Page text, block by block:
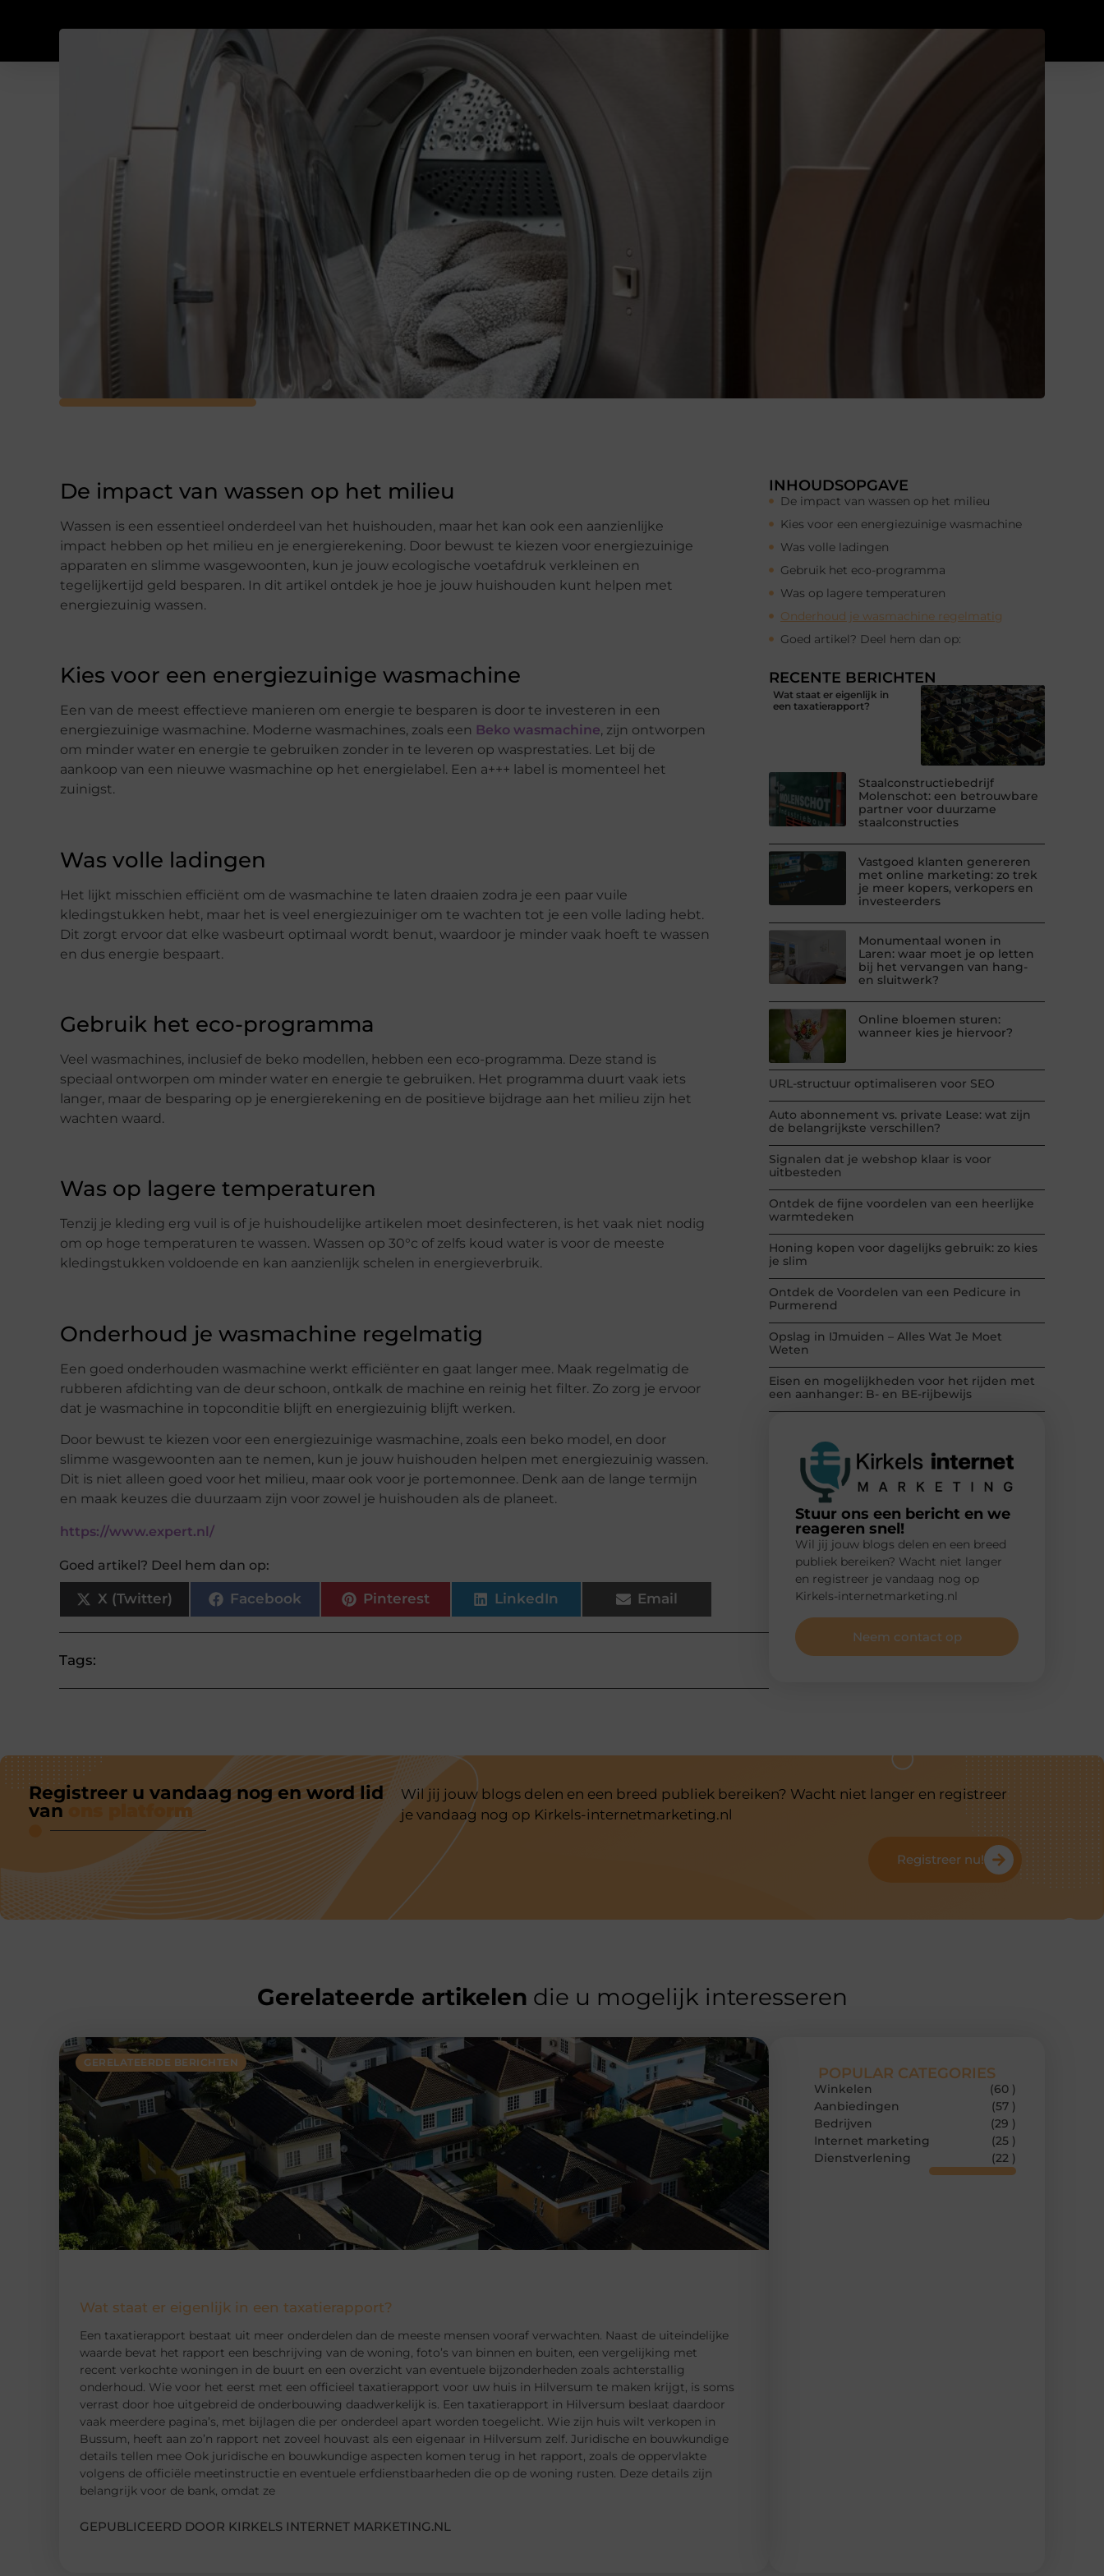
De impact van wassen op het milieu
Wassen is een essentieel onderdeel van het huishouden, maar het kan ook een aanzienlijke
impact hebben op het milieu en je energierekening. Door bewust te kiezen voor energiezuinige
apparaten en slimme wasgewoonten, kun je jouw ecologische voetafdruk verkleinen en
tegelijkertijd geld besparen. In dit artikel ontdek je hoe je jouw huishouden kunt helpen met
energiezuinig wassen.
Kies voor een energiezuinige wasmachine
Een van de meest effectieve manieren om energie te besparen is door te investeren in een
energiezuinige wasmachine. Moderne wasmachines, zoals een Beko wasmachine, zijn ontworpen
om minder water en energie te gebruiken zonder in te leveren op wasprestaties. Let bij de
aankoop van een nieuwe wasmachine op het energielabel. Een a+++ label is momenteel het
zuinigst.
Was volle ladingen
Het lijkt misschien efficiënt om de wasmachine te laten draaien zodra je een paar vuile
kledingstukken hebt, maar het is veel energiezuiniger om te wachten tot je een volle lading hebt.
Dit zorgt ervoor dat elke wasbeurt optimaal wordt benut, waardoor je minder vaak hoeft te wassen
en dus energie bespaart.
Gebruik het eco-programma
Veel wasmachines, inclusief de beko modellen, hebben een eco-programma. Deze stand is
speciaal ontworpen om minder water en energie te gebruiken. Het programma duurt vaak iets
langer, maar de besparing op je energierekening en de positieve bijdrage aan het milieu zijn het
wachten waard.
Was op lagere temperaturen
Tenzij je kleding erg vuil is of je huishoudelijke artikelen moet desinfecteren, is het vaak niet nodig
om op hoge temperaturen te wassen. Wassen op 30°c of zelfs koud water is voor de meeste
kledingstukken voldoende en kan aanzienlijk schelen in energieverbruik.
Onderhoud je wasmachine regelmatig
Een goed onderhouden wasmachine werkt efficiënter en gaat langer mee. Maak regelmatig de
rubberen afdichting van de deur schoon, ontkalk de machine en reinig het filter. Zo zorg je ervoor
dat je wasmachine in topconditie blijft en energiezuinig blijft werken.
Door bewust te kiezen voor een energiezuinige wasmachine, zoals een beko model, en door
slimme wasgewoonten aan te nemen, kun je jouw huishouden helpen met energiezuinig wassen.
Dit is niet alleen goed voor het milieu, maar ook voor je portemonnee. Denk aan de lange termijn
en maak keuzes die duurzaam zijn voor zowel je huishouden als de planeet.
https://www.expert.nl/
Goed artikel? Deel hem dan op:
X (Twitter) Facebook Pinterest LinkedIn Email
Tags:
INHOUDSOPGAVE
De impact van wassen op het milieu
Kies voor een energiezuinige wasmachine
Was volle ladingen
Gebruik het eco-programma
Was op lagere temperaturen
Onderhoud je wasmachine regelmatig
Goed artikel? Deel hem dan op:
RECENTE BERICHTEN
Wat staat er eigenlijk in
een taxatierapport?
Staalconstructiebedrijf
Molenschot: een betrouwbare
partner voor duurzame
staalconstructies
Vastgoed klanten genereren
met online marketing: zo trek
je meer kopers, verkopers en
investeerders
Monumentaal wonen in
Laren: waar moet je op letten
bij het vervangen van hang-
en sluitwerk?
Online bloemen sturen:
wanneer kies je hiervoor?
URL-structuur optimaliseren voor SEO
Auto abonnement vs. private Lease: wat zijn
de belangrijkste verschillen?
Signalen dat je webshop klaar is voor
uitbesteden
Ontdek de fijne voordelen van een heerlijke
warmtedeken
Honing kopen voor dagelijks gebruik: zo kies
je slim
Ontdek de Voordelen van een Pedicure in
Purmerend
Opslag in IJmuiden – Alles Wat Je Moet
Weten
Eisen en mogelijkheden voor het rijden met
een aanhanger: B- en BE-rijbewijs
Stuur ons een bericht en we
reageren snel!
Wil jij jouw blogs delen en een breed
publiek bereiken? Wacht niet langer
en registreer je vandaag nog op
Kirkels-internetmarketing.nl
Neem contact op
Registreer u vandaag nog en word lid
van
ons platform
Wil jij jouw blogs delen en een breed publiek bereiken? Wacht niet langer en registreer
je vandaag nog op Kirkels-internetmarketing.nl
Registreer nu!
Gerelateerde artikelen die u mogelijk interesseren
GERELATEERDE BERICHTEN
Wat staat er eigenlijk in een taxatierapport?
Een taxatierapport bestaat uit meer onderdelen dan de meeste mensen vooraf verwachten. Naast de uiteindelijke
waarde bevat het rapport een beschrijving van de woning, foto’s van binnen en buiten, een vergelijking met
recent verkochte woningen in de buurt en een overzicht van eventuele bijzonderheden zoals achterstallig
onderhoud. Wie voor het eerst met een officieel taxatierapport voor uw huis in Hilversum te maken krijgt, is soms
verrast door hoe uitgebreid de onderbouwing daadwerkelijk is. Een taxatierapport in Hilversum beslaat daardoor
vaak meerdere pagina’s, met bijlagen die per onderdeel apart worden toegelicht. Wie zijn huis wilt verkopen in
Bussum, heeft aan zo’n rapport net zoveel houvast als een eigenaar in Hilversum zelf. Juridische en bouwkundige
details tellen mee Ook juridische en bouwkundige aspecten komen terug in het rapport, zoals de oppervlakte
volgens de officiële meetinstructie en eventuele erfdienstbaarheden die op de woning rusten. Deze details zijn
belangrijk voor de bank, omdat ze
GEPUBLICEERD DOOR KIRKELS INTERNET MARKETING.NL
POPULAR CATEGORIES
Winkelen
(60 )
Aanbiedingen
(57 )
Bedrijven
(29 )
Internet marketing
(25 )
Dienstverlening
(22 )